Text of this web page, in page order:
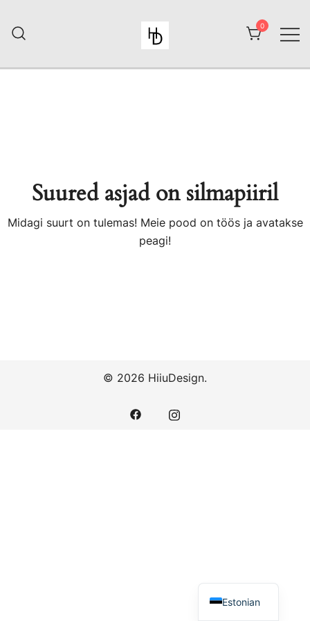
content
HiiuDesign
0
Suured asjad on silmapiiril
Midagi suurt on tulemas! Meie pood on töös ja avatakse
peagi!
© 2026 HiiuDesign.
Estonian